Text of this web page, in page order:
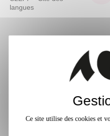
langues
Ce site utilise des cookies et